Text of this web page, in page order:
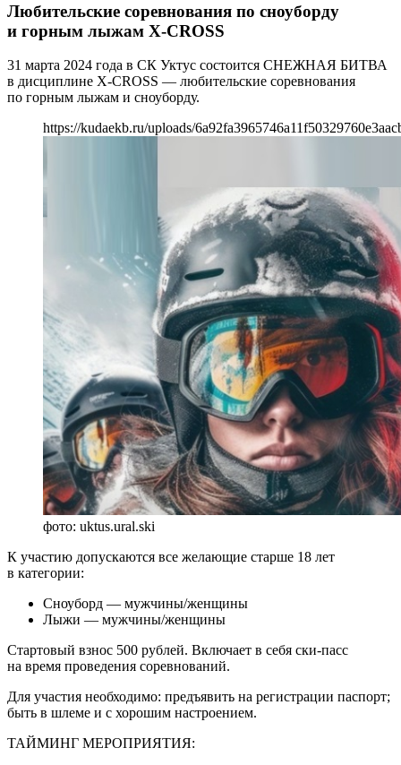
Любительские соревнования по сноуборду
и горным лыжам X-CROSS
31 марта 2024 года в СК Уктус состоится СНЕЖНАЯ БИТВА
в дисциплине X-CROSS — любительские соревнования
по горным лыжам и сноуборду.
https://kudaekb.ru/uploads/
фото: uktus.ural.ski
К участию допускаются все желающие старше 18 лет
в категории:
Сноуборд — мужчины/женщины
Лыжи — мужчины/женщины
Стартовый взнос 500 рублей. Включает в себя ски-пасс
на время проведения соревнований.
Для участия необходимо: предъявить на регистрации паспорт;
быть в шлеме и с хорошим настроением.
ТАЙМИНГ МЕРОПРИЯТИЯ: